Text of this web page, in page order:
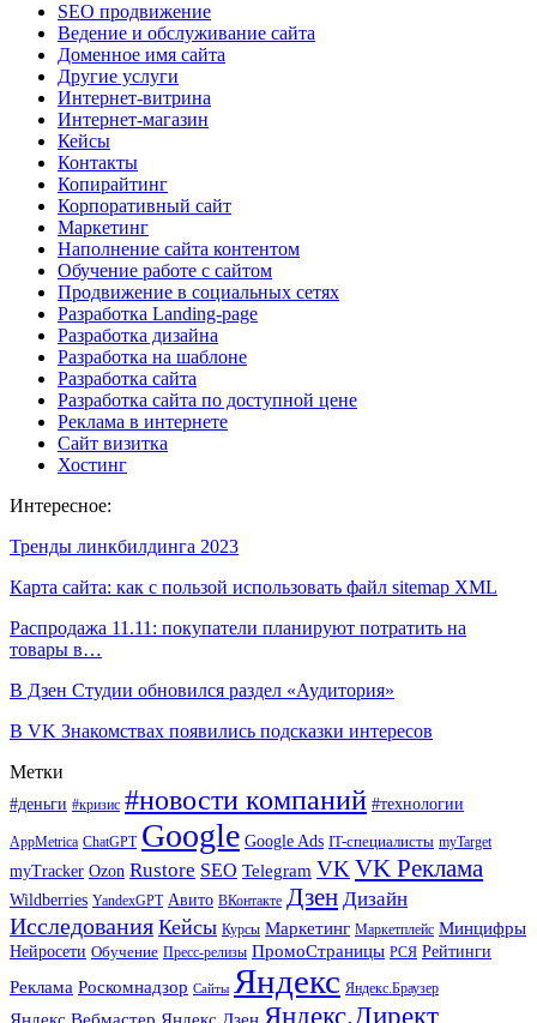
SEO продвижение
Ведение и обслуживание сайта
Доменное имя сайта
Другие услуги
Интернет-витрина
Интернет-магазин
Кейсы
Контакты
Копирайтинг
Корпоративный сайт
Маркетинг
Наполнение сайта контентом
Обучение работе с сайтом
Продвижение в социальных сетях
Разработка Landing-page
Разработка дизайна
Разработка на шаблоне
Разработка сайта
Разработка сайта по доступной цене
Реклама в интернете
Сайт визитка
Хостинг
Интересное:
Тренды линкбилдинга 2023
Карта сайта: как с пользой использовать файл sitemap XML
Распродажа 11.11: покупатели планируют потратить на
товары в…
В Дзен Студии обновился раздел «Аудитория»
В VK Знакомствах появились подсказки интересов
Метки
#деньги #кризис #новости компаний #технологии
AppMetrica ChatGPT Google Google Ads IT-специалисты myTarget
myTracker Ozon Rustore SEO Telegram VKVK Реклама
Wildberries YandexGPT Авито ВКонтакте Дзен Дизайн
Исследования Кейсы Курсы Маркетинг Маркетплейс Минцифры
Нейросети Обучение Пресс-релизы ПромоСтраницы РСЯ Рейтинги
Реклама Роскомнадзор Сайты Яндекс Яндекс.Браузер
Яндекс.Директ